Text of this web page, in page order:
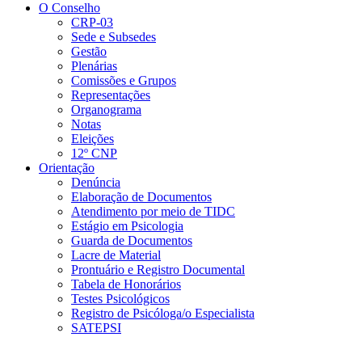
O Conselho
CRP-03
Sede e Subsedes
Gestão
Plenárias
Comissões e Grupos
Representações
Organograma
Notas
Eleições
12º CNP
Orientação
Denúncia
Elaboração de Documentos
Atendimento por meio de TIDC
Estágio em Psicologia
Guarda de Documentos
Lacre de Material
Prontuário e Registro Documental
Tabela de Honorários
Testes Psicológicos
Registro de Psicóloga/o Especialista
SATEPSI